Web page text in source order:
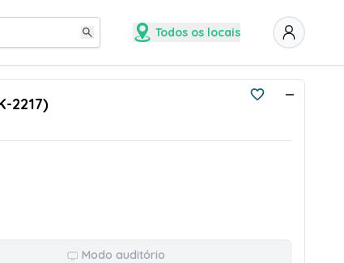
Todos os locais
2217)
Modo auditório